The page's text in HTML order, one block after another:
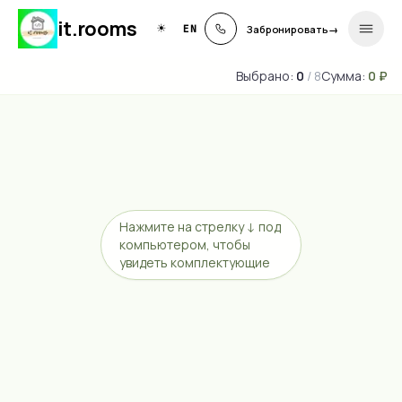
it.rooms ☀ EN Забронировать→
Выбрано: 0 / 8Сумма: 0 ₽
Нажмите на стрелку ↓ под
компьютером, чтобы
увидеть комплектующие